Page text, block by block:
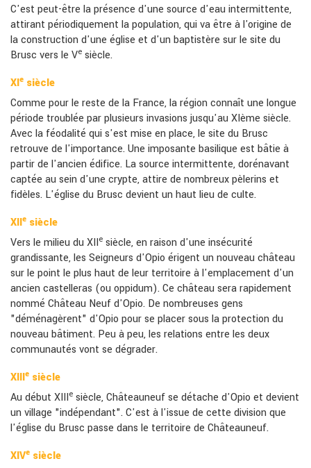
C'est peut-être la présence d'une source d'eau intermittente,
attirant périodiquement la population, qui va être à l'origine de
la construction d'une église et d'un baptistère sur le site du
Brusc vers le Ve siècle.
XIe siècle
Comme pour le reste de la France, la région connaît une longue
période troublée par plusieurs invasions jusqu'au XIème siècle.
Avec la féodalité qui s'est mise en place, le site du Brusc
retrouve de l'importance. Une imposante basilique est bâtie à
partir de l'ancien édifice. La source intermittente, dorénavant
captée au sein d'une crypte, attire de nombreux pèlerins et
fidèles. L'église du Brusc devient un haut lieu de culte.
XIIe siècle
Vers le milieu du XIIe siècle, en raison d'une insécurité
grandissante, les Seigneurs d'Opio érigent un nouveau château
sur le point le plus haut de leur territoire à l'emplacement d'un
ancien castelleras (ou oppidum). Ce château sera rapidement
nommé Château Neuf d'Opio. De nombreuses gens
"déménagèrent" d'Opio pour se placer sous la protection du
nouveau bâtiment. Peu à peu, les relations entre les deux
communautés vont se dégrader.
XIIIe siècle
Au début XIIIe siècle, Châteauneuf se détache d'Opio et devient
un village "indépendant". C'est à l'issue de cette division que
l'église du Brusc passe dans le territoire de Châteauneuf.
XIVe siècle